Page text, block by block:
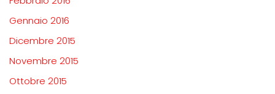
Gennaio 2016
Dicembre 2015
Novembre 2015
Ottobre 2015